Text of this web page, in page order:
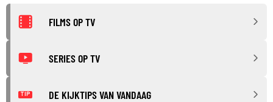
FILMS OP TV
SERIES OP TV
TIP DE KIJKTIPS VAN VANDAAG